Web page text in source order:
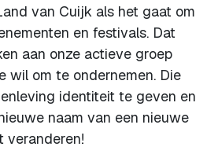
van Cuijk als het gaat om
en festivals. Dat
aan onze actieve groep
wil om te ondernemen. Die
identiteit te geven en
naam van een nieuwe
veranderen!